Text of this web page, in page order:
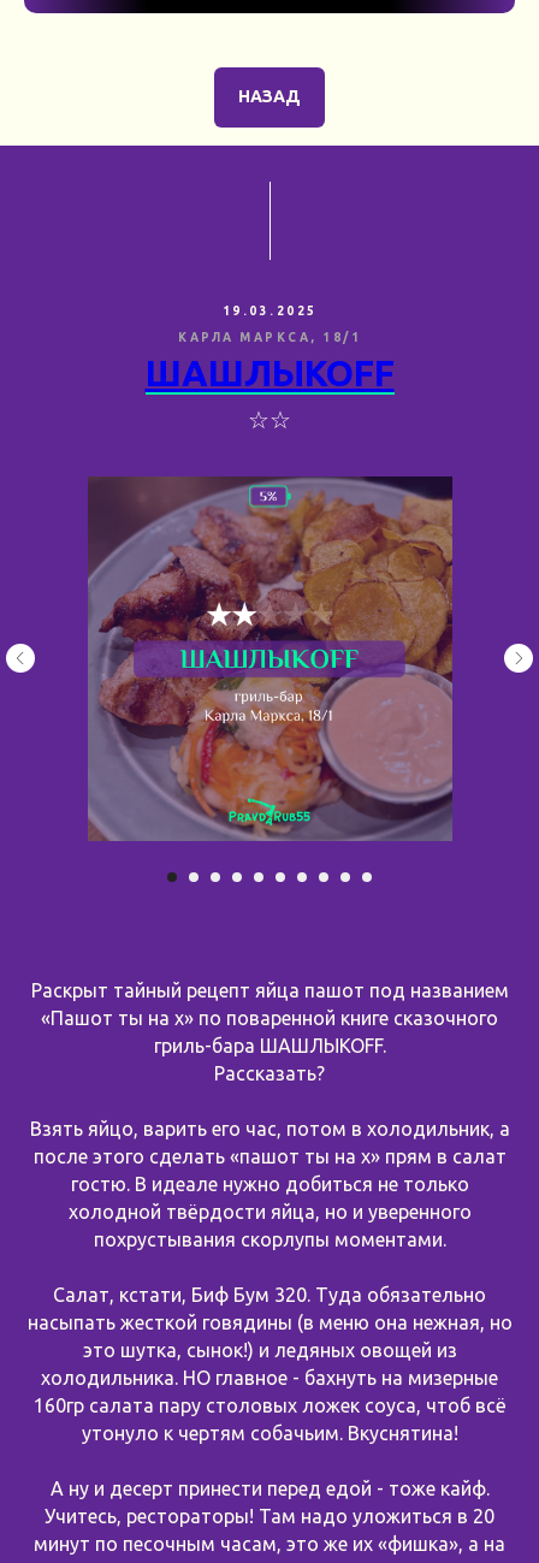
НАЗАД
19.03.2025
КАРЛА МАРКСА, 18/1
ШАШЛЫКОFF
☆☆
Раскрыт тайный рецепт яйца пашот под названием
«Пашот ты на х» по поваренной книге сказочного
гриль-бара ШАШЛЫКОFF.
Рассказать?
Взять яйцо, варить его час, потом в холодильник, а
после этого сделать «пашот ты на х» прям в салат
гостю. В идеале нужно добиться не только
холодной твёрдости яйца, но и уверенного
похрустывания скорлупы моментами.
Салат, кстати, Биф Бум 320. Туда обязательно
насыпать жесткой говядины (в меню она нежная, но
это шутка, сынок!) и ледяных овощей из
холодильника. НО главное - бахнуть на мизерные
160гр салата пару столовых ложек соуса, чтоб всё
утонуло к чертям собачьим. Вкуснятина!
А ну и десерт принести перед едой - тоже кайф.
Учитесь, рестораторы! Там надо уложиться в 20
минут по песочным часам, это же их «фишка», а на